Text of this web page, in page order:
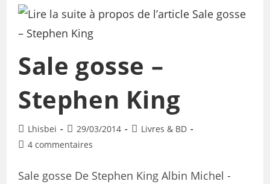
Sale gosse –
Stephen King
Lhisbei 29/03/2014
Livres & BD
4 commentaires
Sale gosse De Stephen King Albin Michel -